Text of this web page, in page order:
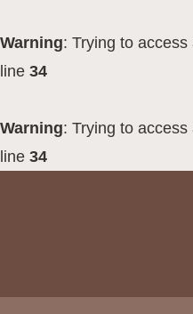
Warning: Trying to
line 34
Warning: Trying to
line 34